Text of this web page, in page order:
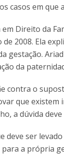
casos em que
em Direito da
2008. Ela
gestação.
da
contra o
que existem
a dúvida
deve ser
a própria